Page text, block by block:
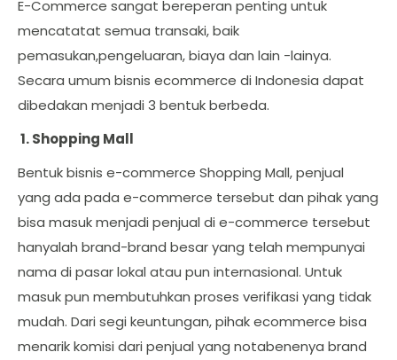
E-Commerce sangat bereperan penting untuk
mencatatat semua transaki, baik
pemasukan,pengeluaran, biaya dan lain -lainya.
Secara umum bisnis ecommerce di Indonesia dapat
dibedakan menjadi 3 bentuk berbeda.
1. Shopping Mall
Bentuk bisnis e-commerce Shopping Mall, penjual
yang ada pada e-commerce tersebut dan pihak yang
bisa masuk menjadi penjual di e-commerce tersebut
hanyalah brand-brand besar yang telah mempunyai
nama di pasar lokal atau pun internasional. Untuk
masuk pun membutuhkan proses verifikasi yang tidak
mudah. Dari segi keuntungan, pihak ecommerce bisa
menarik komisi dari penjual yang notabenenya brand